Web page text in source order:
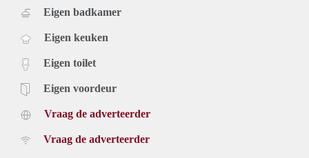
Eigen badkamer
Eigen keuken
Eigen toilet
Eigen voordeur
Vraag de adverteerder
Vraag de adverteerder